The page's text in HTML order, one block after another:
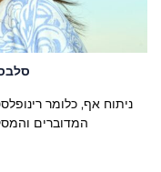
סלבס
ניתוח אף, כלומר
המדוברים